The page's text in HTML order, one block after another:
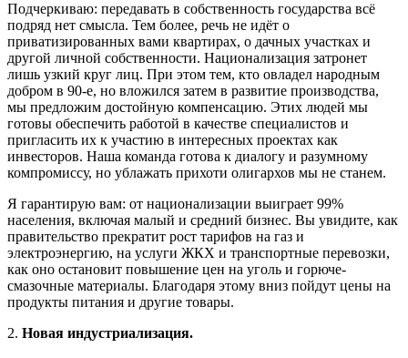
Подчеркиваю: передавать в собственность государства всё
подряд нет смысла. Тем более, речь не идёт о
приватизированных вами квартирах, о дачных участках и
другой личной собственности. Национализация затронет
лишь узкий круг лиц. При этом тем, кто овладел народным
добром в 90-е, но вложился затем в развитие производства,
мы предложим достойную компенсацию. Этих людей мы
готовы обеспечить работой в качестве специалистов и
пригласить их к участию в интересных проектах как
инвесторов. Наша команда готова к диалогу и разумному
компромиссу, но ублажать прихоти олигархов мы не станем.
Я гарантирую вам: от национализации выиграет 99%
населения, включая малый и средний бизнес. Вы увидите, как
правительство прекратит рост тарифов на газ и
электроэнергию, на услуги ЖКХ и транспортные перевозки,
как оно остановит повышение цен на уголь и горюче-
смазочные материалы. Благодаря этому вниз пойдут цены на
продукты питания и другие товары.
2. Новая индустриализация.